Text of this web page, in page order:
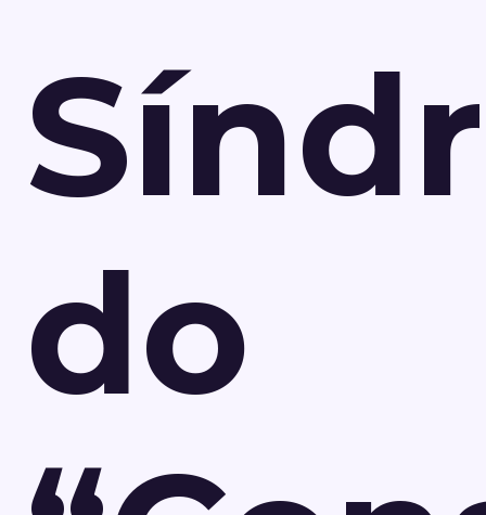
do